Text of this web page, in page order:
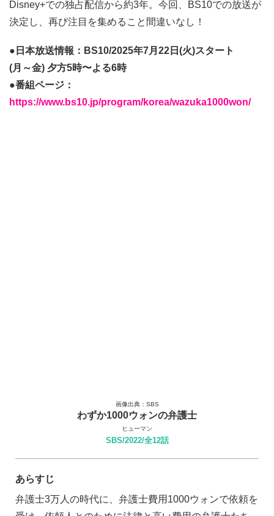
Disney+での独占配信から約3年。今回、BS10での放送が
決定し、再び注目を集めること間違いなし！
●日本放送情報：BS10/2025年7月22日(火)スタート
(月～金) 夕方5時〜よる6時
●番組ページ：
https://www.bs10.jp/program/korea/wazuka1000won/
画像出典：SBS
わずか1000ウォンの弁護士
ヒューマン
SBS/2022/全12話
あらすじ
弁護士3万人の時代に、弁護士費用1000ウォンで依頼を